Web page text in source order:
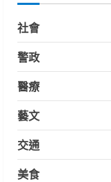
社會
警政
醫療
藝文
交通
美食